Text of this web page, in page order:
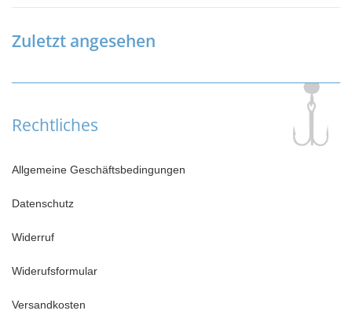
Zuletzt angesehen
Rechtliches
Allgemeine Geschäftsbedingungen
Datenschutz
Widerruf
Widerufsformular
Versandkosten